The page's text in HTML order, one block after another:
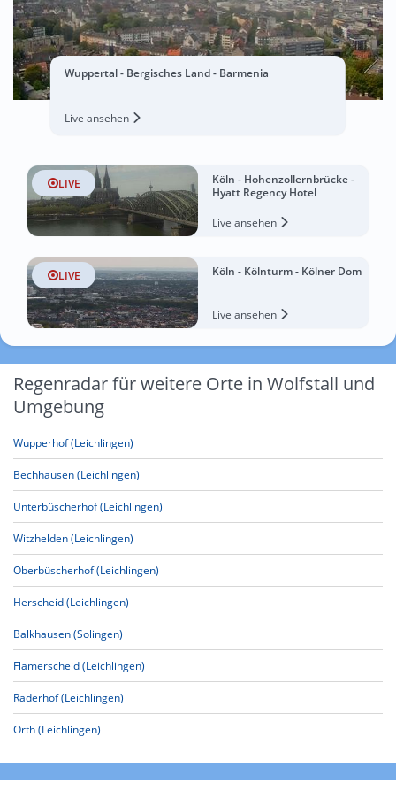
Wuppertal - Bergisches Land - Barmenia
Live ansehen
LIVE
Köln - Hohenzollernbrücke -
Hyatt Regency Hotel
Live ansehen
LIVE Köln - Kölnturm - Kölner Dom
Live ansehen
Regenradar für weitere Orte in Wolfstall und
Umgebung
Wupperhof (Leichlingen)
Bechhausen (Leichlingen)
Unterbüscherhof (Leichlingen)
Witzhelden (Leichlingen)
Oberbüscherhof (Leichlingen)
Herscheid (Leichlingen)
Balkhausen (Solingen)
Flamerscheid (Leichlingen)
Raderhof (Leichlingen)
Orth (Leichlingen)